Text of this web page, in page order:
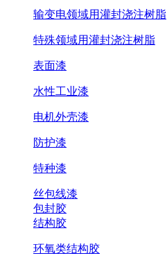
输变电领域用灌封浇注树脂
特殊领域用灌封浇注树脂
表面漆
水性工业漆
电机外壳漆
防护漆
特种漆
丝包线漆
包封胶
结构胶
环氧类结构胶